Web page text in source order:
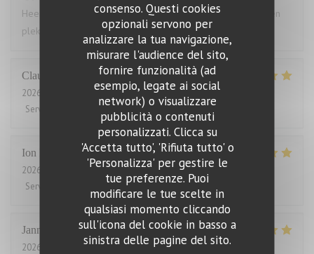
consenso. Questi cookies
opzionali servono per
analizzare la tua navigazione,
misurare l'audience del sito,
fornire funzionalità (ad
esempio, legate ai social
network) o visualizzare
pubblicità o contenuti
personalizzati. Clicca su
'Accetta tutto', 'Rifiuta tutto' o
'Personalizza' per gestire le
tue preferenze. Puoi
modificare le tue scelte in
qualsiasi momento cliccando
sull'icona del cookie in basso a
sinistra delle pagine del sito.
Heerlijk gegeten. Grote porties, zelden zo vol gezeten. Geen
plek voor een toetje.
Claude
2026-07-31
- 19:45 - Ospiti 2
Servizio
Atmosfera : 5/5 Cucina: 5/5 Qualità / Prezzo
Ion
2026-07-31
- 21:30 - Ospiti 2
Servizio
Atmosfera: 5/5 Cucina:5/5 Qualità / Prezzo
Janne
2026-07-31
- 12:00 - Ospiti 2